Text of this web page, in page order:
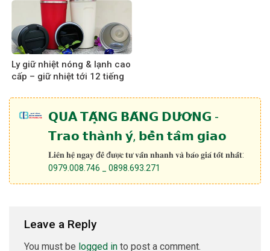
Ly giữ nhiệt nóng & lạnh cao
cấp – giữ nhiệt tới 12 tiếng
𝗤𝗨𝗔̀ 𝗧𝗔̣̆𝗡𝗚 𝗕𝗔̆𝗡𝗚 𝗗𝗨̛𝗢̛𝗡𝗚 -
𝗧𝗿𝗮𝗼 𝘁𝗵𝗮̀𝗻𝗵 𝘆́, 𝗯𝗲̂̀𝗻 𝘁𝗮̂𝗺 𝗴𝗶𝗮𝗼
𝐋𝐢𝐞̂𝐧 𝐡𝐞̣̂ 𝐧𝐠𝐚𝐲 đ𝐞̂̉ đ𝐮̛𝐨̛̣𝐜 𝐭𝐮̛ 𝐯𝐚̂́𝐧 𝐧𝐡𝐚𝐧𝐡 𝐯𝐚̀ 𝐛𝐚́𝐨 𝐠𝐢𝐚́ 𝐭𝐨̂́𝐭 𝐧𝐡𝐚̂́𝐭:
0979.008.746 _ 0898.693.271
Leave a Reply
You must be logged in to post a comment.